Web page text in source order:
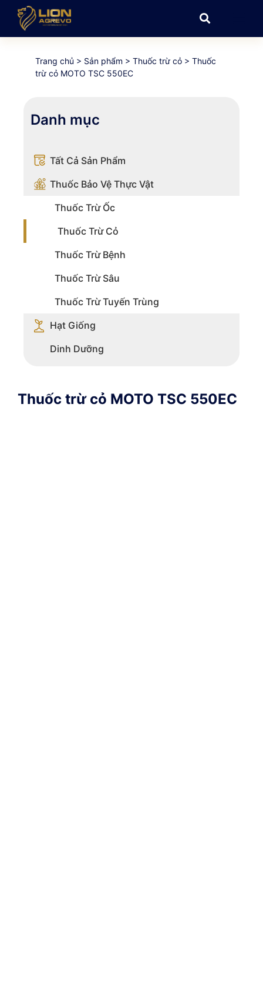
Trang chủ > Sản phẩm > Thuốc trừ cỏ > Thuốc
trừ cỏ MOTO TSC 550EC
Danh mục
Tất Cả Sản Phẩm
Thuốc Bảo Vệ Thực Vật
Thuốc Trừ Ốc
Thuốc Trừ Cỏ
Thuốc Trừ Bệnh
Thuốc Trừ Sâu
Thuốc Trừ Tuyến Trùng
Hạt Giống
Dinh Dưỡng
Thuốc trừ cỏ MOTO TSC 550EC